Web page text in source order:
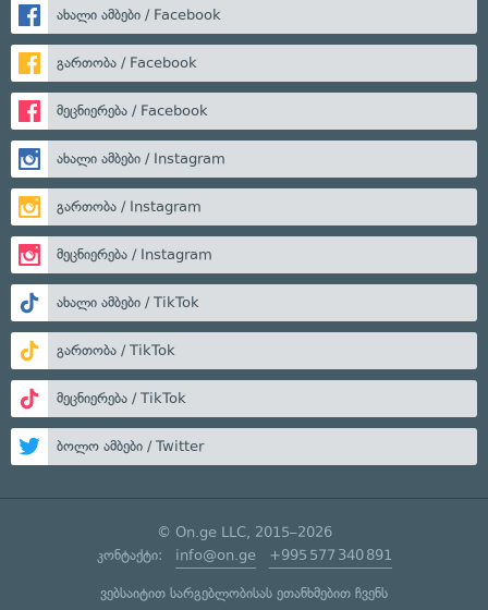
ახალი ამბები / Facebook
გართობა / Facebook
მეცნიერება / Facebook
ახალი ამბები / Instagram
გართობა / Instagram
მეცნიერება / Instagram
ახალი ამბები / TikTok
გართობა / TikTok
მეცნიერება / TikTok
ბოლო ამბები / Twitter
© On.ge LLC, 2015–2026
კონტაქტი: info@on.ge +995 577 340 891
ვებსაიტით სარგებლობისას ეთანხმებით ჩვენს